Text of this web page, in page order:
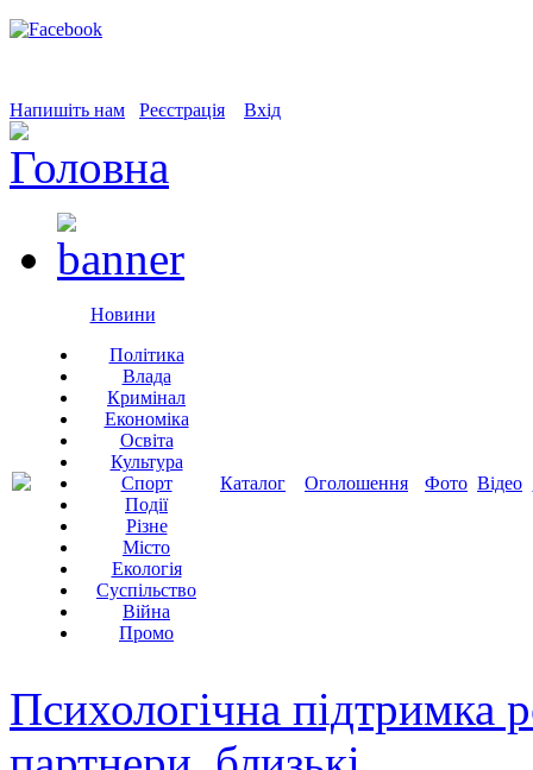
Напишіть нам Реєстрація Вхід
Новини
Політика
Влада
Кримінал
Економіка
Освіта
Культура
Спорт
Події
Різне
Місто
Екологія
Суспільство
Війна
Промо
Каталог Оголошення Фото Відео
Психологічна підтримка